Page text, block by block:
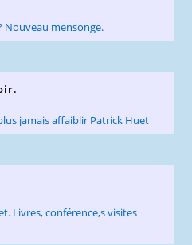
Nouveau mensonge.